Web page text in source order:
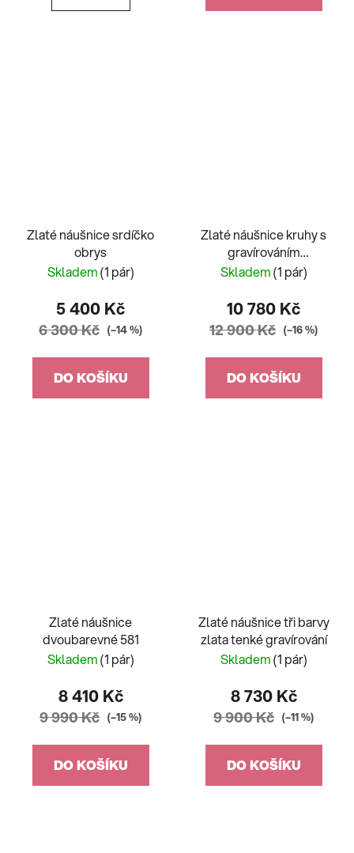
Zlaté náušnice srdíčko
obrys
Skladem(1 pár)
5 400 Kč
6 300 Kč (–14 %)
DO KOŠÍKU
Zlaté náušnice kruhy s
gravírováním
dvoubarevné
Skladem(1 pár)
10 780 Kč
12 900 Kč (–16 %)
DO KOŠÍKU
Zlaté náušnice
dvoubarevné 581
Skladem(1 pár)
8 410 Kč
9 990 Kč (–15 %)
DO KOŠÍKU
Zlaté náušnice tři barvy
zlata tenké gravírování
Skladem(1 pár)
8 730 Kč
9 900 Kč (–11 %)
DO KOŠÍKU